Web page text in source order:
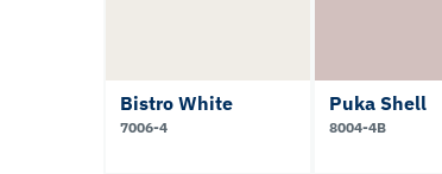
Bistro White
7006-4
Puka Shell
8004-4B